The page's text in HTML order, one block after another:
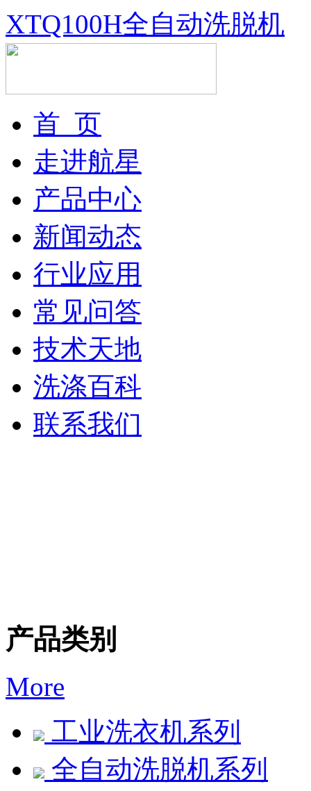
XTQ100H全自动洗脱机
首 页
走进航星
产品中心
新闻动态
行业应用
常见问答
技术天地
洗涤百科
联系我们
产品类别
More
工业洗衣机系列
全自动洗脱机系列